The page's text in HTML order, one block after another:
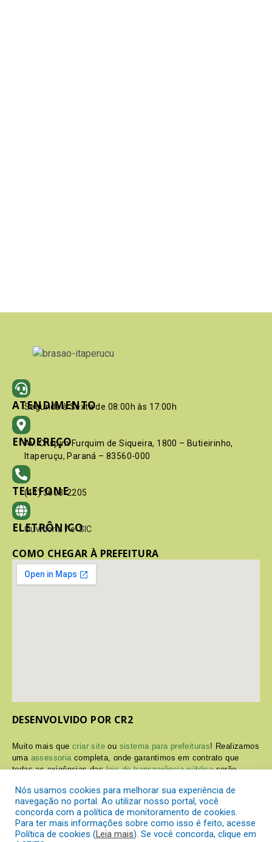
ATENDIMENTO
Segunda à Sexta de 08:00h às 17:00h
ENDEREÇO
Av. Crispim Furquim de Siqueira, 1800 – Butieirinho,
Itaperuçu, Paraná – 83560-000
TELEFONE
(41) 3603-2205
ELETRÔNICO
Ouvidoria / e-SIC
COMO CHEGAR À PREFEITURA
DESENVOLVIDO POR CR2
Muito mais quecriar site ou sistema para prefeituras! Realizamos
uma assessoria completa, onde garantimos em contrato que
todas as exigências dasleis de transparência públicaserão
Conheça oPNTPe oRadar da Transparência Pública
Nós usamos cookies para melhorar sua experiência de
navegação no portal. Ao utilizar nosso portal, você
concorda com a política de monitoramento de cookies.
Para ter mais informações sobre como isso é feito, acesse
Política de cookies (Leia mais). Se você concorda, clique em